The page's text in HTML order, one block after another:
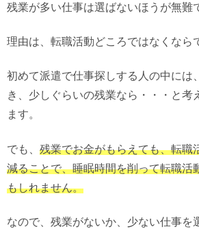
残業が多い仕事は選ばないほうが無難
理由は、転職活動どころではなくなら
初めて派遣で仕事探しする人の中には
き、少しぐらいの残業なら・・・と考
ます。
でも、 残業でお金がもらえても、転職
減ることで、睡眠時間を削って転職活
もしれません。
なので、残業がないか、少ない仕事を